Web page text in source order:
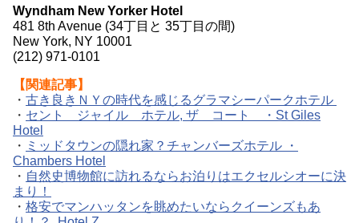
Wyndham New Yorker Hotel
481 8th Avenue (34丁目と 35丁目の間)
New York, NY 10001
(212) 971-0101
【関連記事】
・ 古き良きＮＹの時代を感じるグラマシーパークホテル
・ セント ジャイル ホテル, ザ コート ・St Giles
Hotel
・ ミッドタウンの隠れ家？チャンバーズホテル ・
Chambers Hotel
・ 自然史博物館に訪れるならお泊りはエクセルシオーに決
まり！
・ 格安でマンハッタンを眺めたいならクイーンズもあ